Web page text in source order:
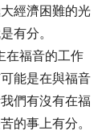
經濟困難的光
有分。
在福音的工作
能是在與福音
們有沒有在福
的事上有分。